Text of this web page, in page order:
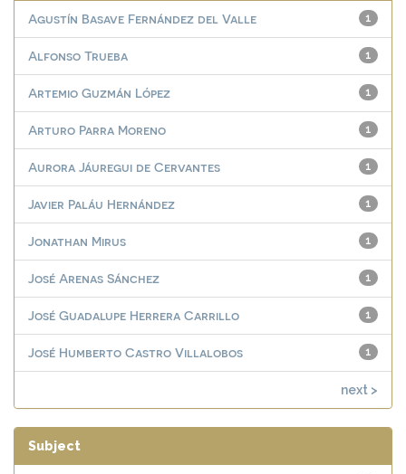
1
Agustín Basave Fernández del Valle
1
Alfonso Trueba
1
Artemio Guzmán López
1
Arturo Parra Moreno
1
Aurora Jáuregui de Cervantes
1
Javier Paláu Hernández
1
Jonathan Mirus
1
José Arenas Sánchez
1
José Guadalupe Herrera Carrillo
1
José Humberto Castro Villalobos
next >
Subject